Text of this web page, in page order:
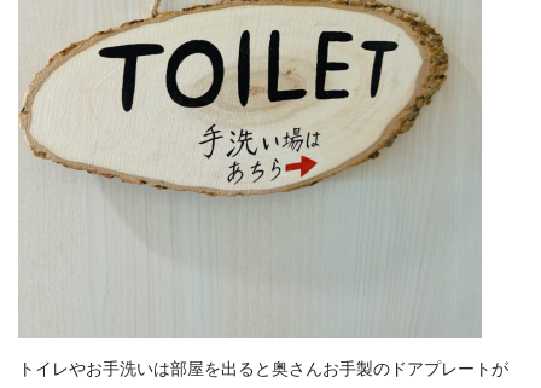
トイレやお手洗いは部屋を出ると奥さんお手製のドアプレートが